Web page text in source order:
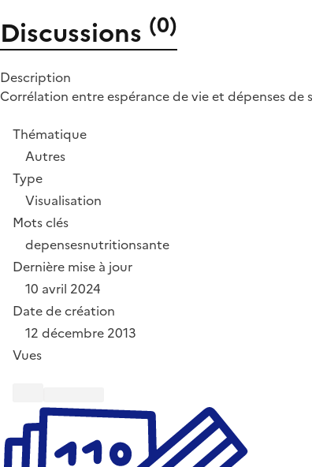
Discussions (0)
Description
Corrélation entre espérance de vie et dépenses de
Thématique
Autres
Type
Visualisation
Mots clés
depensesnutritionsante
Dernière mise à jour
10 avril 2024
Date de création
12 décembre 2013
Vues